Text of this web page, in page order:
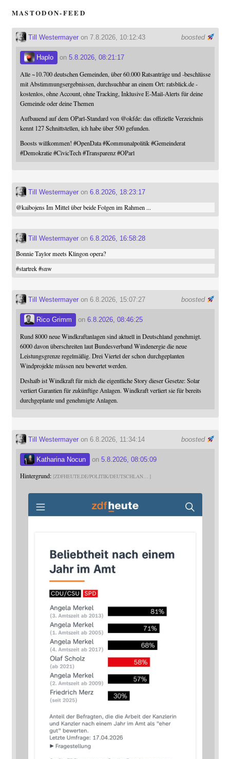
MASTODON-FEED
boosted
Till Westermayeron 7.8.2026, 10:12:43
Haplo on 5.8.2026, 08:21:17
Alle ~10.700 deutschen Gemeinden, über 60.000 Ratsanträge und -beschlüsse
mit Abstimmungsergebnissen, durchsuchbar an einem Ort: ratsblick.de -
kostenlos, ohne Account, ohne Tracking, Inklusive E-Mail-Alerts für deine
Gemeinde oder deine Themen
Aufbauend auf dem OParl-Standard von @okfde: das offizielle Verzeichnis
kennt 127 Schnittstellen, ich habe über 500 gefunden.
Boosts willkommen! #OpenData #Kommunalpolitik #Gemeinderat
#Demokratie #CivicTech #Transparenz #OParl
Till Westermayeron 6.8.2026, 18:23:17
@kaibojensIm Mittel über beide Folgen im Rahmen ...
Till Westermayeron 6.8.2026, 16:58:28
Bonnie Taylor meets Klingon opera?
#startrek #snw
boosted
Till Westermayeron 6.8.2026, 15:07:27
Rico Grimm on 6.8.2026, 08:46:25
Rund 8000 neue Windkraftanlagen sind aktuell in Deutschland genehmigt.
6000 davon überschreiten laut Bundesverband Windenergie die neue
Leistungsgrenze regelmäßig. Drei Viertel der schon durchgeplanten
Windprojekte müssen neu bewertet werden.
Deshalb ist Windkraft für mich die eigentliche Story dieser Gesetze: Solar
verliert Garantien für zukünftige Anlagen. Windkraft verliert sie für bereits
durchgeplante und genehmigte Anlagen.
boosted
Till Westermayeron 6.8.2026, 11:34:14
Katharina Nocun on 5.8.2026, 08:05:09
Hintergrund: ZDFHEUTE.DE/POLITIK/DEUTSCHLAN